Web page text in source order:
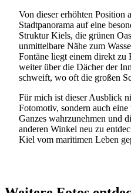
Von dieser erhöhten Position
Stadtpanorama auf eine
Struktur Kiels, die grünen
unmittelbare Nähe zum
Fontäne liegt einem direkt
weiter über die Dächer der
schweift, wo oft die großen
Für mich ist dieser Ausblick
Fotomotiv, sondern auch
Ganzes wahrzunehmen und
anderen Winkel neu zu
Kiel vom maritimen Leben